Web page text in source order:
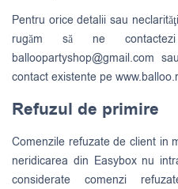
Pentru orice detalii sau
rugăm să ne
balloopartyshop@gmail.com
contact existente pe
Refuzul de primire
Comenzile refuzate de client in
neridicarea din Easybox nu
considerate comenzi